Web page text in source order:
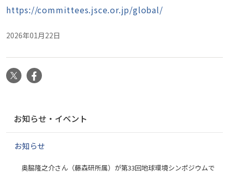
https://committees.jsce.or.jp/global/
2026年01月22日
X
ゲ
お知らせ・イベント
お知らせ
奥脇隆之介さん（藤森研所属）が第33回地球環境シンポジウムで